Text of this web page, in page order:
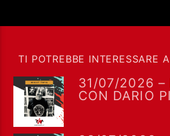
TI POTREBBE INTERESSARE
31/07/2026 –
CON DARIO